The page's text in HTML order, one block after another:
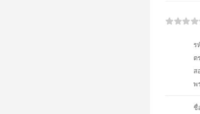
ร
ต
ส
พ
ชื่